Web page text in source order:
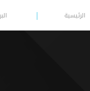
الرئيسية